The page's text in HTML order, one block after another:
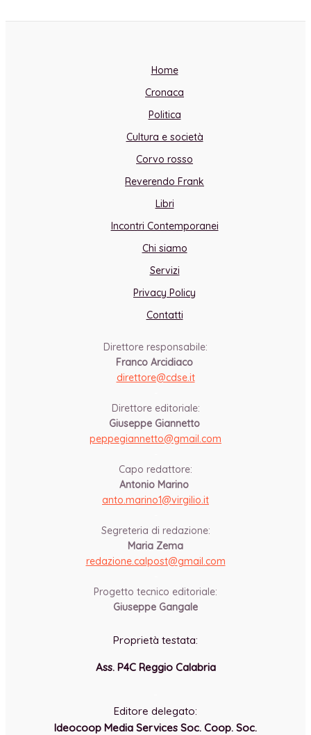
Home
Cronaca
Politica
Cultura e società
Corvo rosso
Reverendo Frank
Libri
Incontri Contemporanei
Chi siamo
Servizi
Privacy Policy
Contatti
Direttore responsabile:
Franco Arcidiaco
direttore@cdse.it
Direttore editoriale:
Giuseppe Giannetto
peppegiannetto@gmail.com
Capo redattore:
Antonio Marino
anto.marino1@virgilio.it
Segreteria di redazione:
Maria Zema
redazione.calpost@gmail.com
Progetto tecnico editoriale:
Giuseppe Gangale
Proprietà testata:
Ass. P4C Reggio Calabria
Editore delegato:
Ideocoop Media Services Soc. Coop. Soc.